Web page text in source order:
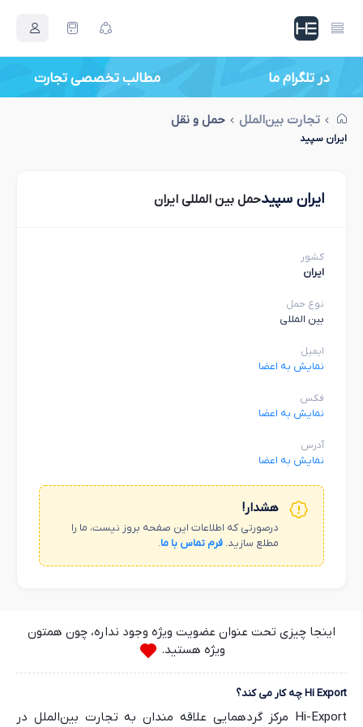
در تلگرام ما مطالب تخصصی تجارت
تجارت بین‌الملل حمل و نقل
ایران سپید
ایران سپیدحمل بین المللی ایران
کشور
ایران
نوع حمل
بین المللی
ایمیل
نمایش به اعضا
فکس
نمایش به اعضا
آدرس
نمایش به اعضا
هشدار!
درصورتی که اطلاعات این صفحه بروز نیست، ما را
مطلع سازید. فرم تماس با ما.
اینجا چیزی تحت عنوان عضویت ویژه وجود نداره، چون همتون
ویژه هستید.
Hi Export چه کار می کند؟
Hi-Export مرکز گردهمایی علاقه مندان به تجارت بین‌الملل در